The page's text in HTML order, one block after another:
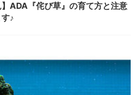
】ADA『侘び草』の育て方と注意
♪